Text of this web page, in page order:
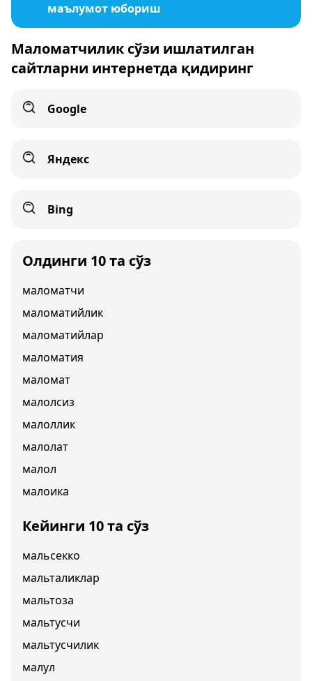
маълумот юбориш
Маломатчилик сўзи ишлатилган
сайтларни интернетда қидиринг
Google
Яндекс
Bing
Олдинги 10 та сўз
маломатчи
маломатийлик
маломатийлар
маломатия
маломат
малолсиз
малоллик
малолат
малол
малоика
Кейинги 10 та сўз
мальсекко
мальталиклар
мальтоза
мальтусчи
мальтусчилик
малул